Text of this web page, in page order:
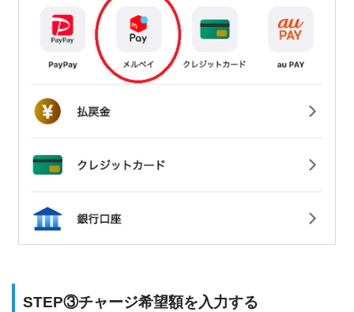
STEP③チャージ希望額を入力する